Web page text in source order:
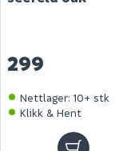
299
Nettlager: 10+ stk
Klikk & Hent